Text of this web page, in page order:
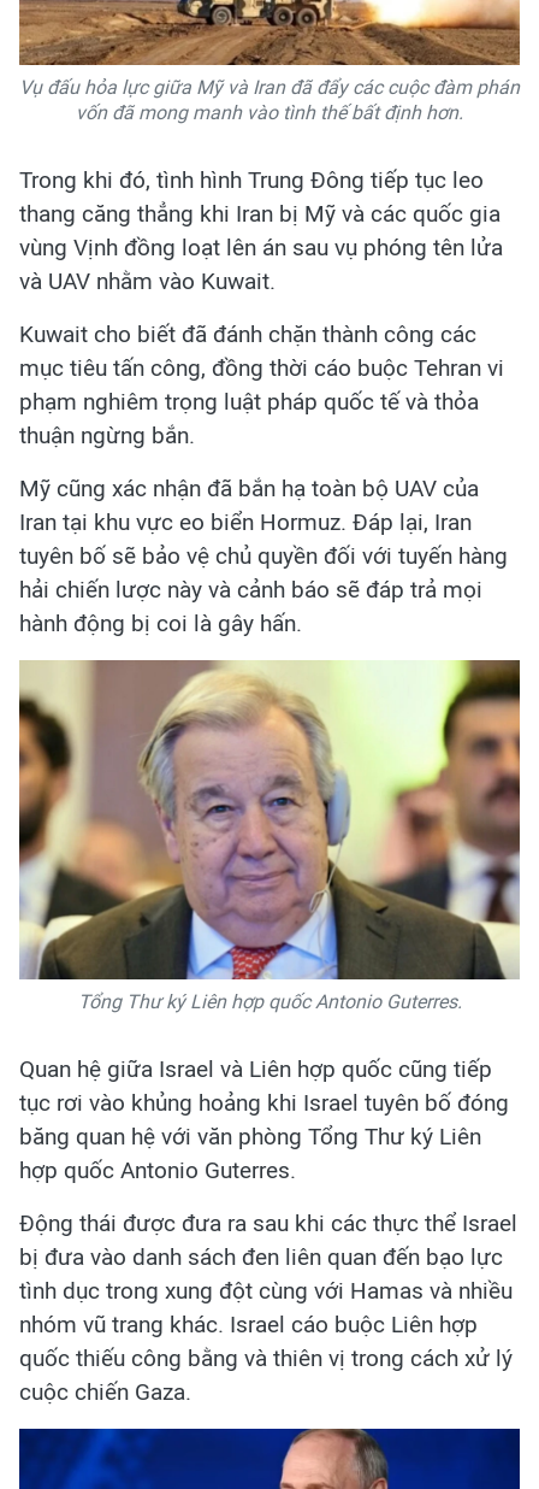
Vụ đấu hỏa lực giữa Mỹ và Iran đã đẩy các cuộc đàm phán
vốn đã mong manh vào tình thế bất định hơn.
Trong khi đó, tình hình Trung Đông tiếp tục leo
thang căng thẳng khi Iran bị Mỹ và các quốc gia
vùng Vịnh đồng loạt lên án sau vụ phóng tên lửa
và UAV nhằm vào Kuwait.
Kuwait cho biết đã đánh chặn thành công các
mục tiêu tấn công, đồng thời cáo buộc Tehran vi
phạm nghiêm trọng luật pháp quốc tế và thỏa
thuận ngừng bắn.
Mỹ cũng xác nhận đã bắn hạ toàn bộ UAV của
Iran tại khu vực eo biển Hormuz. Đáp lại, Iran
tuyên bố sẽ bảo vệ chủ quyền đối với tuyến hàng
hải chiến lược này và cảnh báo sẽ đáp trả mọi
hành động bị coi là gây hấn.
Tổng Thư ký Liên hợp quốc Antonio Guterres.
Quan hệ giữa Israel và Liên hợp quốc cũng tiếp
tục rơi vào khủng hoảng khi Israel tuyên bố đóng
băng quan hệ với văn phòng Tổng Thư ký Liên
hợp quốc Antonio Guterres.
Động thái được đưa ra sau khi các thực thể Israel
bị đưa vào danh sách đen liên quan đến bạo lực
tình dục trong xung đột cùng với Hamas và nhiều
nhóm vũ trang khác. Israel cáo buộc Liên hợp
quốc thiếu công bằng và thiên vị trong cách xử lý
cuộc chiến Gaza.